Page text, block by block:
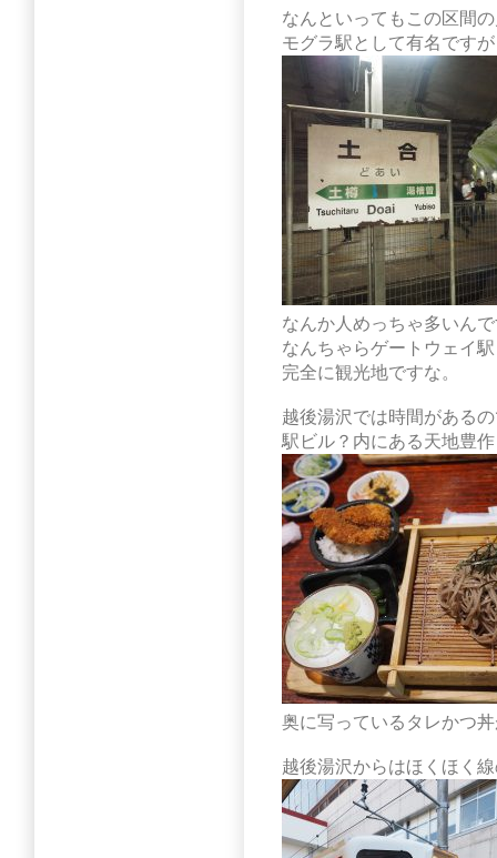
なんといってもこの区間
モグラ駅として有名ですが
なんか人めっちゃ多いん
なんちゃらゲートウェイ
完全に観光地ですな。
越後湯沢では時間がある
駅ビル？内にある天地豊
奥に写っているタレかつ
越後湯沢からはほくほく